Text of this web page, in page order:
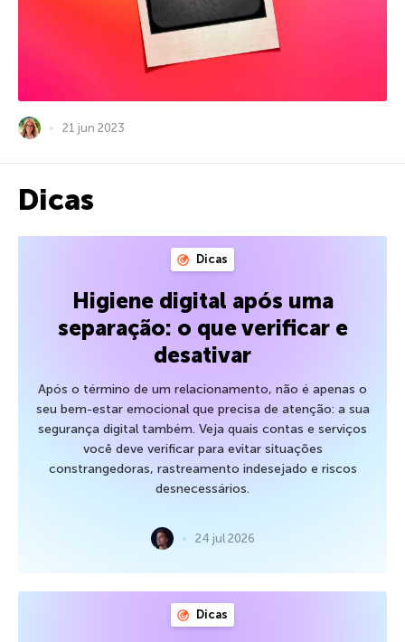
21 jun 2023
Dicas
Dicas
Higiene digital após uma
separação: o que verificar e
desativar
Após o término de um relacionamento, não é apenas o
seu bem-estar emocional que precisa de atenção: a sua
segurança digital também. Veja quais contas e serviços
você deve verificar para evitar situações
constrangedoras, rastreamento indesejado e riscos
desnecessários.
24 jul 2026
Dicas